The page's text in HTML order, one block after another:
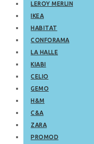
LEROY MERLIN
IKEA
HABITAT
CONFORAMA
LA HALLE
KIABI
CELIO
GEMO
H&M
C&A
ZARA
PROMOD